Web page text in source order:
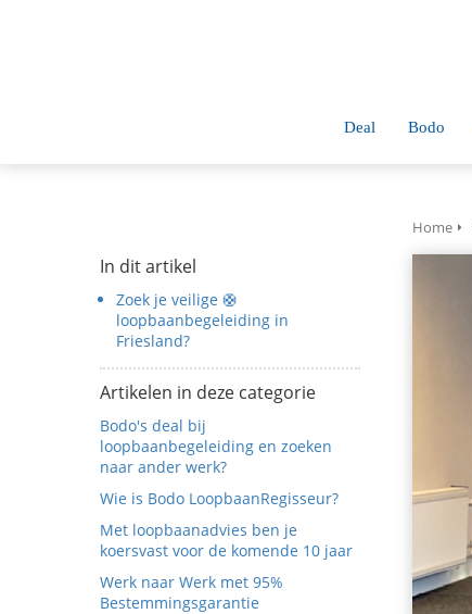
Deal Bodo
In dit artikel
Zoek je veilige 🛟
loopbaanbegeleiding in
Friesland?
Artikelen in deze categorie
Bodo's deal bij
loopbaanbegeleiding en zoeken
naar ander werk?
Wie is Bodo LoopbaanRegisseur?
Met loopbaanadvies ben je
koersvast voor de komende 10 jaar
Werk naar Werk met 95%
Bestemmingsgarantie
Home
bezoekers te
tonen
op het